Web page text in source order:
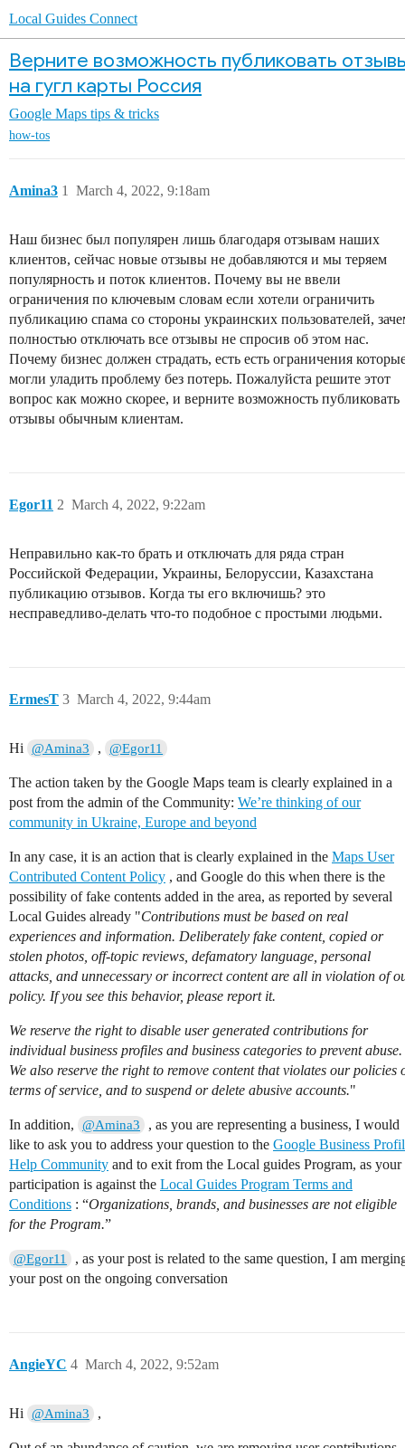
Local Guides Connect
Верните возможность публиковать
на гугл карты Россия
Google Maps tips & tricks
how-tos
Amina3 March 4, 2022, 9:18am
1
Наш бизнес был популярен лишь благодаря отзывам наших
клиентов, сейчас новые отзывы не добавляются и мы теряем
популярность и поток клиентов. Почему вы не ввели
ограничения по ключевым словам если хотели ограничить
публикацию спама со стороны украинских пользователей,
полностью отключать все отзывы не спросив об этом нас.
Почему бизнес должен страдать, есть есть ограничения
могли уладить проблему без потерь. Пожалуйста решите этот
вопрос как можно скорее, и верните возможность публиковать
отзывы обычным клиентам.
Egor11 March 4, 2022, 9:22am
2
Неправильно как-то брать и отключать для ряда стран
Российской Федерации, Украины, Белоруссии, Казахстана
публикацию отзывов. Когда ты его включишь? это
несправедливо-делать что-то подобное с простыми людьми.
ErmesT March 4, 2022, 9:44am
3
Hi @Amina3 , @Egor11
The action taken by the Google Maps team is clearly explained in a
post from the admin of the Community: We’re thinking of our
community in Ukraine, Europe and beyond
In any case, it is an action that is clearly explained in the Maps User
Contributed Content Policy , and Google do this when there is the
possibility of fake contents added in the area, as reported by several
Local Guides already "Contributions must be based on real
experiences and information. Deliberately fake content, copied or
stolen photos, off-topic reviews, defamatory language, personal
attacks, and unnecessary or incorrect content are all in violation of
policy. If you see this behavior, please report it.
We reserve the right to disable user generated contributions for
individual business profiles and business categories to prevent abuse.
We also reserve the right to remove content that violates our policies
terms of service, and to suspend or delete abusive accounts."
In addition, @Amina3
, as you are representing a business, I would
like to ask you to address your question to the Google Business
Help Community and to exit from the Local guides Program, as your
participation is against the Local Guides Program Terms and
Conditions : “Organizations, brands, and businesses are not eligible
for the Program.”
@Egor11
, as your post is related to the same question, I am
your post on the ongoing conversation
AngieYC March 4, 2022, 9:52am
4
Hi @Amina3 ,